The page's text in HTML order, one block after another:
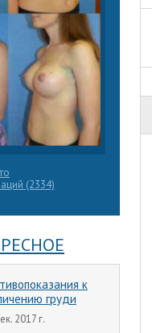
(2334)
к
груди
2017 г.